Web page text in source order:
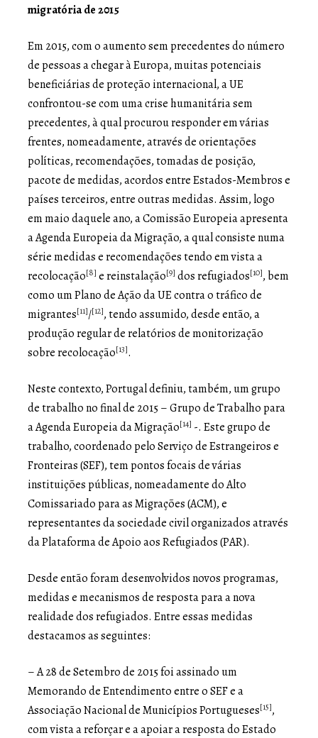
migratória de 2015
Em 2015, com o aumento sem precedentes do número
de pessoas a chegar à Europa, muitas potenciais
beneficiárias de proteção internacional, a UE
confrontou-se com uma crise humanitária sem
precedentes, à qual procurou responder em várias
frentes, nomeadamente, através de orientações
políticas, recomendações, tomadas de posição,
pacote de medidas, acordos entre Estados-Membros e
países terceiros, entre outras medidas. Assim, logo
em maio daquele ano, a Comissão Europeia apresenta
a Agenda Europeia da Migração, a qual consiste numa
série medidas e recomendações tendo em vista a
recolocação[8] e reinstalação[9] dos refugiados[10], bem
como um Plano de Ação da UE contra o tráfico de
migrantes[11]/[12], tendo assumido, desde então, a
produção regular de relatórios de monitorização
sobre recolocação[13].
Neste contexto, Portugal definiu, também, um grupo
de trabalho no final de 2015 – Grupo de Trabalho para
a Agenda Europeia da Migração[14] -. Este grupo de
trabalho, coordenado pelo Serviço de Estrangeiros e
Fronteiras (SEF), tem pontos focais de várias
instituições públicas, nomeadamente do Alto
Comissariado para as Migrações (ACM), e
representantes da sociedade civil organizados através
da Plataforma de Apoio aos Refugiados (PAR).
Desde então foram desenvolvidos novos programas,
medidas e mecanismos de resposta para a nova
realidade dos refugiados. Entre essas medidas
destacamos as seguintes:
– A 28 de Setembro de 2015 foi assinado um
Memorando de Entendimento entre o SEF e a
Associação Nacional de Municípios Portugueses[15],
com vista a reforçar e a apoiar a resposta do Estado